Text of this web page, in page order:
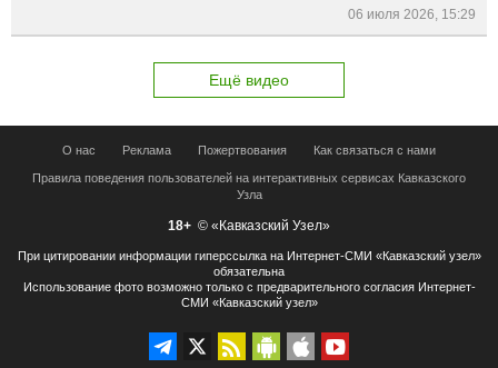
06 июля 2026, 15:29
Ещё видео
О нас Реклама Пожертвования Как связаться с нами
Правила поведения пользователей на интерактивных сервисах Кавказского
Узла
18+ © «Кавказский Узел»
При цитировании информации гиперссылка на Интернет-СМИ «Кавказский узел»
обязательна
Использование фото возможно только с предварительного согласия Интернет-
СМИ «Кавказский узел»